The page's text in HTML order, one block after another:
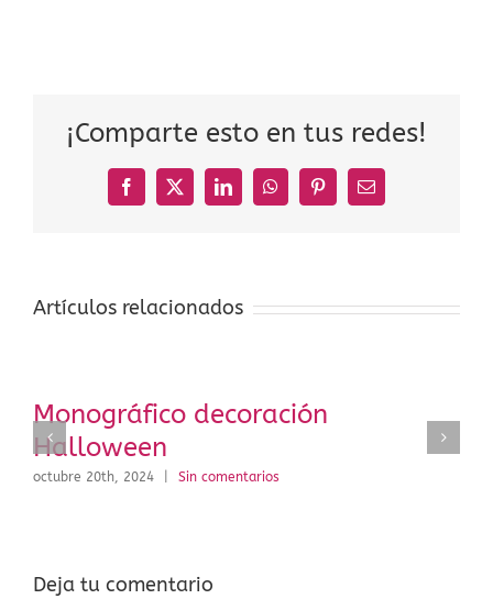
¡Comparte esto en tus redes!
Facebook
X LinkedInWhatsAppPinterestCorreo
Artículos relacionados
Monográfico decoración
Halloween
octubre 20th, 2024 Sin comentarios
Deja tu comentario